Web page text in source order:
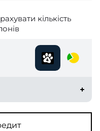
кількість